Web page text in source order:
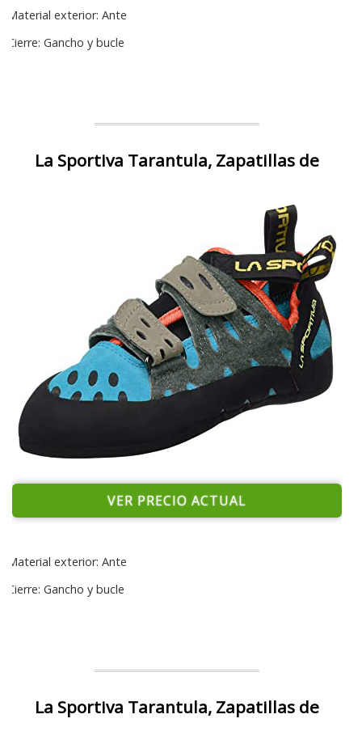
Material exterior: Ante
Cierre: Gancho y bucle
La Sportiva Tarantula, Zapatillas de
VER PRECIO ACTUAL
Material exterior: Ante
Cierre: Gancho y bucle
La Sportiva Tarantula, Zapatillas de